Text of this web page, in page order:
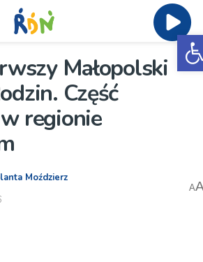
Małopolski
Część
regionie
Moździerz
A